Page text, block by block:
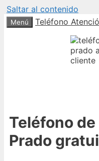
Saltar al contenido
Menú Teléfono
Teléfono
Prado